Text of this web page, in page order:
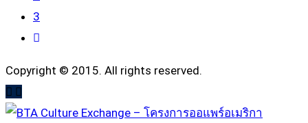
3
Copyright © 2015. All rights reserved.